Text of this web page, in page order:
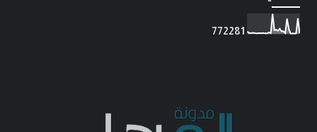
772281